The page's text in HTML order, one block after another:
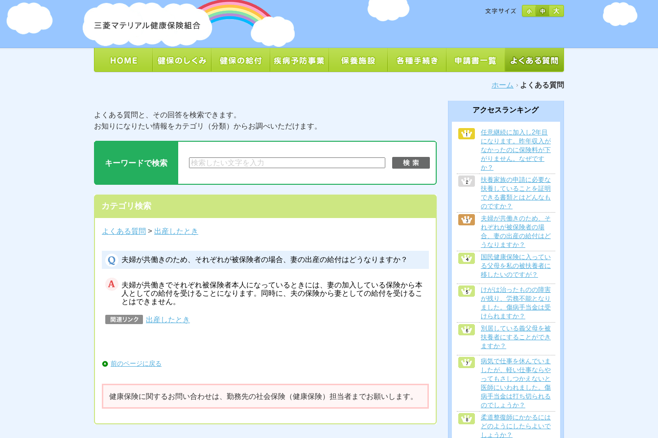
ホーム よくある質問
よくある質問と、その回答を検索できます。
お知りになりたい情報をカテゴリ（分類）からお調べいただけます。
キーワードで検索
カテゴリ検索
よくある質問 > 出産したとき
夫婦が共働きのため、それぞれが被保険者の場合、妻の出産の給付はどうなりますか？
夫婦が共働きでそれぞれ被保険者本人になっているときには、妻の加入している保険から本
人としての給付を受けることになります。同時に、夫の保険から妻としての給付を受けるこ
とはできません。
出産したとき
前のページに戻る
健康保険に関するお問い合わせは、勤務先の社会保険（健康保険）担当者までお願いします。
アクセスランキング
任意継続に加入し2年目
になります。昨年収入が
なかったのに保険料が下
がりません。なぜです
か？
扶養家族の申請に必要な
扶養していることを証明
できる書類とはどんなも
のですか？
夫婦が共働きのため、そ
れぞれが被保険者の場
合、妻の出産の給付はど
うなりますか？
国民健康保険に入ってい
る父母を私の被扶養者に
移したいのですが？
けがは治ったものの障害
が残り、労務不能となり
ました。傷病手当金は受
けられますか？
別居している義父母を被
扶養者にすることができ
ますか？
病気で仕事を休んでいま
したが、軽い仕事ならや
ってもさしつかえないと
医師にいわれました。傷
病手当金は打ち切られる
のでしょうか？
柔道整復師にかかるには
どのようにしたらよいで
しょうか？